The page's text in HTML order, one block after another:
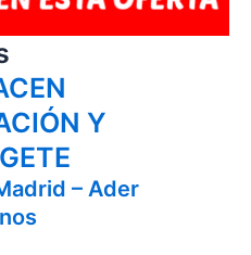
Y
– Ader